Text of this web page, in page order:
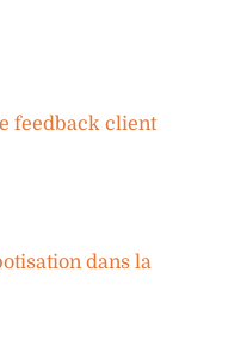
feedback client
dans la